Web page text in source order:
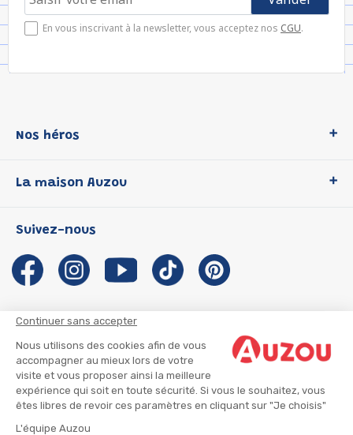
Continuer sans accepter
Nous utilisons des cookies afin de vous
accompagner au mieux lors de votre
visite et vous proposer ainsi la meilleure
expérience qui soit en toute sécurité. Si vous le souhaitez, vous
êtes libres de revoir ces paramètres en cliquant sur "Je choisis"
L'équipe Auzou
En vous inscrivant à la newsletter, vous acceptez nos CGU.
Nos héros
P'tit Loup
Les Influenceuses
Migali
Petite Taupe
La maison Auzou
Notre histoire
Auzou s'engage
Auteurs et illustrateurs Auzou
Suivre mon colis
Infos consommateur
Suivez-nous
CGU
CGV
Mentions légales